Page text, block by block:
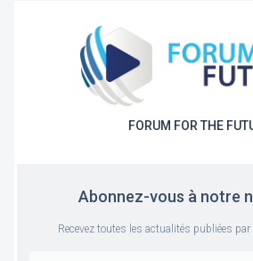
FORUM FOR THE
Abonnez-vous à notre
Recevez toutes les actualités publiées